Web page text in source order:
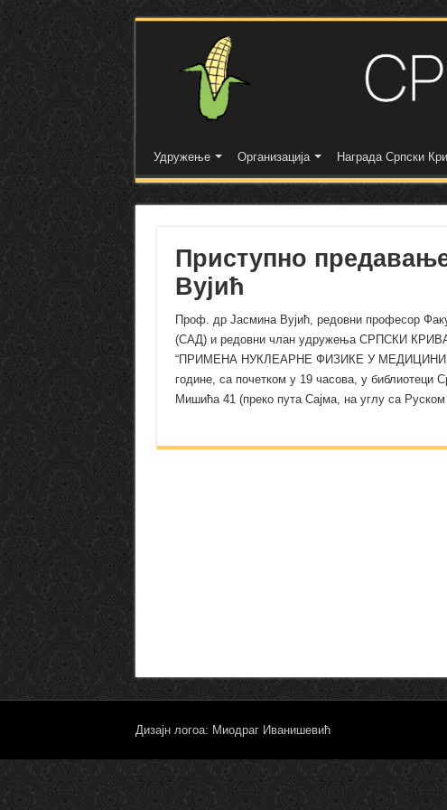
Удружење Организација Награда Српски
Приступно
Вујић
Проф. др Јасмина Вујић, редовни професор
(САД) и редовни члан удружења СРПСКИ
“ПРИМЕНА НУКЛЕАРНЕ ФИЗИКЕ У МЕДИЦИНИ:
године, са почетком у 19 часова, у библиотеци
Мишића 41 (преко пута Сајма, на углу са
Дизајн логоа: Миодраг Иванишевић